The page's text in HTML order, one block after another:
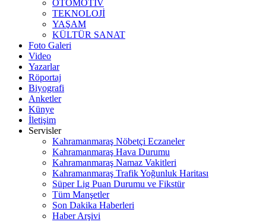
OTOMOTİV
TEKNOLOJİ
YAŞAM
KÜLTÜR SANAT
Foto Galeri
Video
Yazarlar
Röportaj
Biyografi
Anketler
Künye
İletişim
Servisler
Kahramanmaraş Nöbetçi Eczaneler
Kahramanmaraş Hava Durumu
Kahramanmaraş Namaz Vakitleri
Kahramanmaraş Trafik Yoğunluk Haritası
Süper Lig Puan Durumu ve Fikstür
Tüm Manşetler
Son Dakika Haberleri
Haber Arşivi